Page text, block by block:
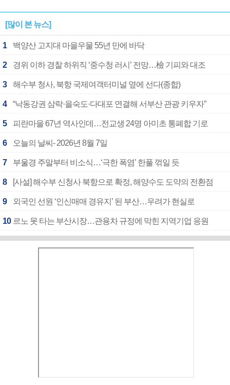
[많이 본 뉴스]
1 백양산 고지대 마을우물 55년 만에 바닥
2 경위 이하 경찰 하위직 ‘중수청 러시’ 전망…檢 기피와 대조
3 해수부 청사, 북항 국제여객터미널 옆에 선다(종합)
4 “낙동강권 삼락·을숙도·다대포 연결해 서부산 관광 키우자”
5 피란마을 67년 역사인데…전교생 24명 아미초 통폐합 기로
6 오늘의 날씨- 2026년 8월 7일
7 부울경 주말부터 비소식…‘극한 폭염’ 한풀 꺾일 듯
8 [사설] 해수부 신청사 북항으로 확정, 해양수도 도약의 전환점
9 외국인 선원 ‘인신매매 경유지’ 된 부산…우려가 현실로
10 르노 못 타는 부산시장…관용차 규정에 막힌 지역기업 응원